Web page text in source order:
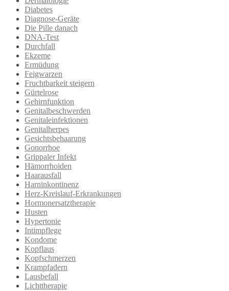
Diabetes
Diagnose-Geräte
Die Pille danach
DNA-Test
Durchfall
Ekzeme
Ermüdung
Feigwarzen
Fruchtbarkeit steigern
Gürtelrose
Gehirnfunktion
Genitalbeschwerden
Genitaleinfektionen
Genitalherpes
Gesichtsbehaarung
Gonorrhoe
Grippaler Infekt
Hämorrhoiden
Haarausfall
Harninkontinenz
Herz-Kreislauf-Erkrankungen
Hormonersatztherapie
Husten
Hypertonie
Intimpflege
Kondome
Kopflaus
Kopfschmerzen
Krampfadern
Lausbefall
Lichttherapie